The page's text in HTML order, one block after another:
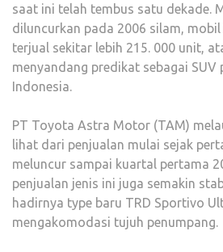
saat ini telah tembus satu dekade.
diluncurkan pada 2006 silam,
terjual sekitar lebih 215. 000 unit,
menyandang predikat sebagai SUV
Indonesia.
PT Toyota Astra Motor (TAM)
lihat dari penjualan mulai sejak
meluncur sampai kuartal pertama
penjualan jenis ini juga semakin
hadirnya type baru TRD Sportivo
mengakomodasi tujuh penumpang.